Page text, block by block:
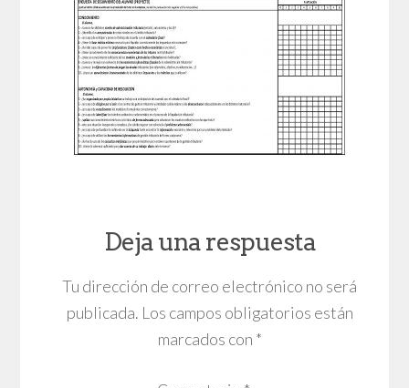
Deja una respuesta
Tu dirección de correo electrónico no será
publicada. Los campos obligatorios están
marcados con *